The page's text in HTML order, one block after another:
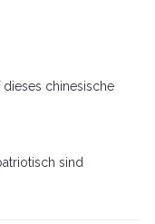
chinesische
sind